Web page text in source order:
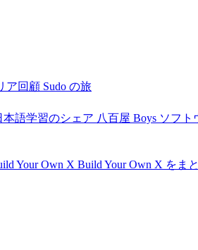
ア回顧 Sudo の旅
本語学習のシェア 八百屋 Boys ソフト
Your Own X Build Your Own X をま